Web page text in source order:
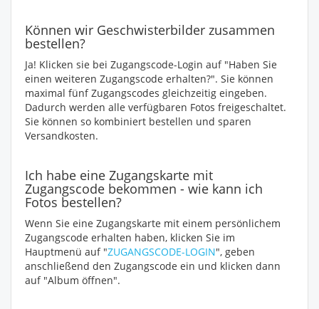
Können wir Geschwisterbilder zusammen
bestellen?
Ja! Klicken sie bei Zugangscode-Login auf "Haben Sie
einen weiteren Zugangscode erhalten?". Sie können
maximal fünf Zugangscodes gleichzeitig eingeben.
Dadurch werden alle verfügbaren Fotos freigeschaltet.
Sie können so kombiniert bestellen und sparen
Versandkosten.
Ich habe eine Zugangskarte mit
Zugangscode bekommen - wie kann ich
Fotos bestellen?
Wenn Sie eine Zugangskarte mit einem persönlichem
Zugangscode erhalten haben, klicken Sie im
Hauptmenü auf "ZUGANGSCODE-LOGIN", geben
anschließend den Zugangscode ein und klicken dann
auf "Album öffnen".